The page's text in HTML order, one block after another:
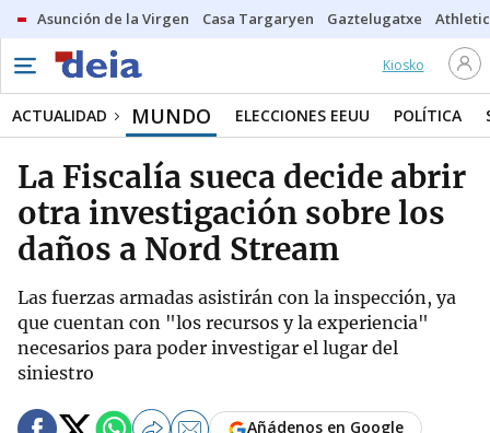
Asunción de la Virgen Casa Targaryen Gaztelugatxe Athletic
Kiosko
ACTUALIDAD MUNDO ELECCIONES EEUU POLÍTICA
La Fiscalía sueca decide abrir
otra investigación sobre los
daños a Nord Stream
Las fuerzas armadas asistirán con la inspección, ya
que cuentan con "los recursos y la experiencia"
necesarios para poder investigar el lugar del
siniestro
Añádenos en Google